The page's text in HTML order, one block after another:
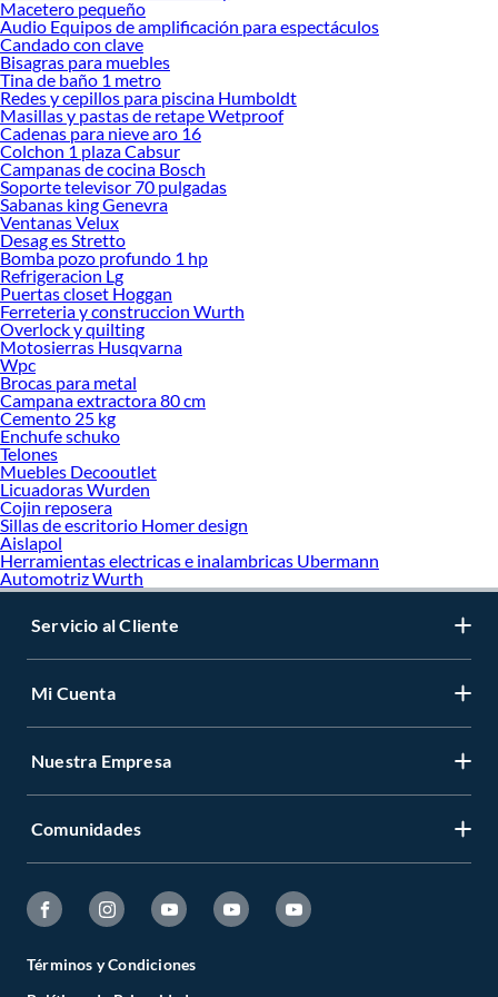
renovación de espacios. ¡Visítanos y descubre todo lo que tenemos para
ofrecerte!
Encuentra una amplia variedad de productos de Textil baño en Sodimac.
Encuentra todo lo necesario para tus proyectos de renovación y decoración.
¡Visítanos y haz tus ideas realidad!
Macetero pequeño
Audio Equipos de amplificación para espectáculos
Candado con clave
Bisagras para muebles
Tina de baño 1 metro
Redes y cepillos para piscina Humboldt
Masillas y pastas de retape Wetproof
Cadenas para nieve aro 16
Colchon 1 plaza Cabsur
Campanas de cocina Bosch
Soporte televisor 70 pulgadas
Sabanas king Genevra
Ventanas Velux
Desag es Stretto
Bomba pozo profundo 1 hp
Refrigeracion Lg
Puertas closet Hoggan
Ferreteria y construccion Wurth
Overlock y quilting
Motosierras Husqvarna
Wpc
Brocas para metal
Campana extractora 80 cm
Cemento 25 kg
Enchufe schuko
Telones
Muebles Decooutlet
Licuadoras Wurden
Cojin reposera
Sillas de escritorio Homer design
Aislapol
Herramientas electricas e inalambricas Ubermann
Automotriz Wurth
Servicio al Cliente
Mi Cuenta
Nuestra Empresa
Comunidades
Términos y Condiciones